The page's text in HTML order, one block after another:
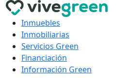
Inmuebles
Inmobiliarias
Servicios Green
Financiación
Información Green